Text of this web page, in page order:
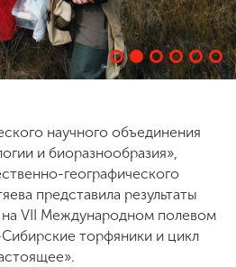
научного объединения
и биоразнообразия»,
географического
представила результаты
VII Международном полевом
торфяники и цикл